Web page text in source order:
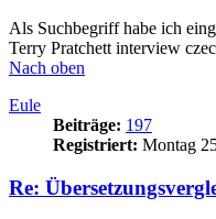
Als Suchbegriff habe ich
Terry Pratchett interview
Nach oben
Eule
Beiträge: 197
Registriert: Montag
Re: